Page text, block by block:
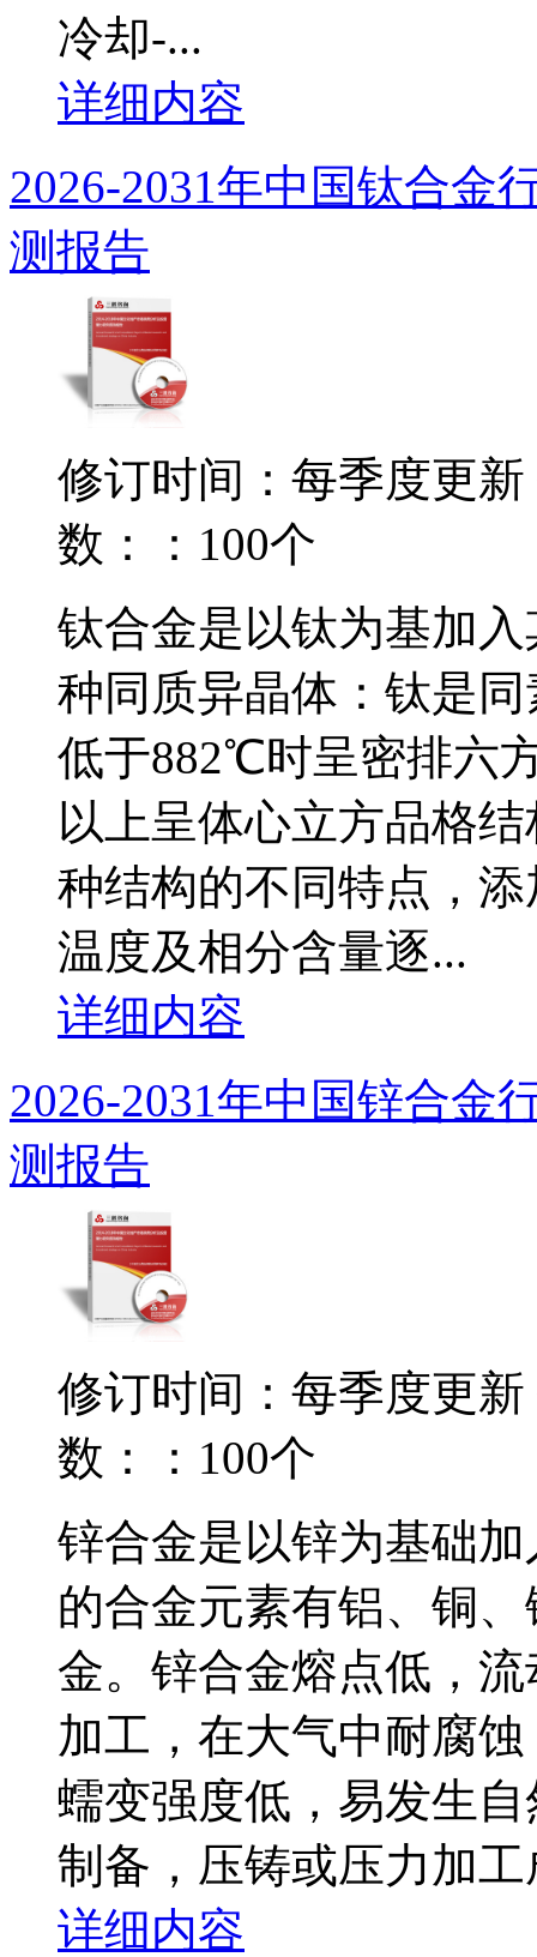
冷却-...
详细内容
2026-2031年中国钛合金
测报告
修订时间：每季度更新
数：：100个
钛合金是以钛为基加
种同质异晶体：钛是
低于882℃时呈密排六
以上呈体心立方品格
种结构的不同特点，
温度及相分含量逐...
详细内容
2026-2031年中国锌合金
测报告
修订时间：每季度更新
数：：100个
锌合金是以锌为基础
的合金元素有铝、铜
金。锌合金熔点低，
加工，在大气中耐腐
蠕变强度低，易发生
制备，压铸或压力加
详细内容